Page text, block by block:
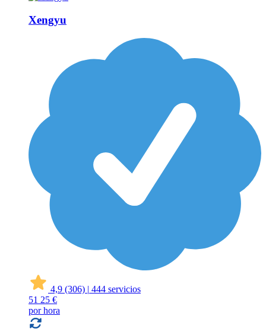
Xengyu
4,9 (306) | 444 servicios
51 25 €
por hora